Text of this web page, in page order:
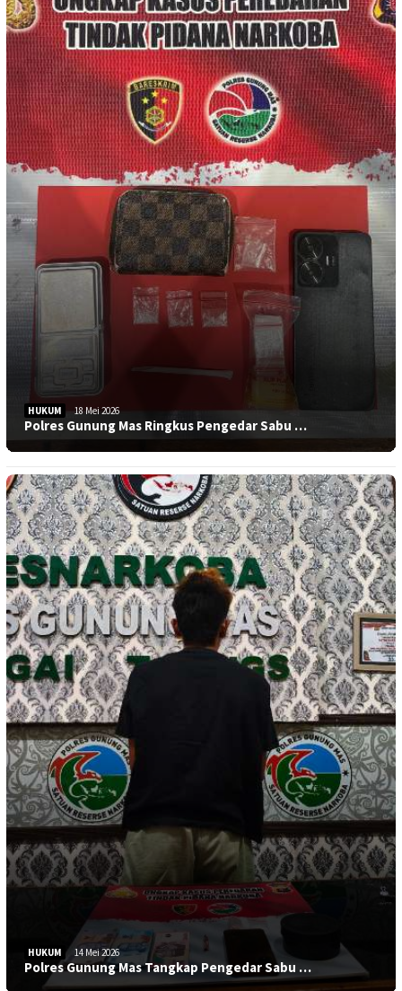
HUKUM 18 Mei 2026
Polres Gunung Mas Ringkus Pengedar Sabu …
HUKUM 14 Mei 2026
Polres Gunung Mas Tangkap Pengedar Sabu …